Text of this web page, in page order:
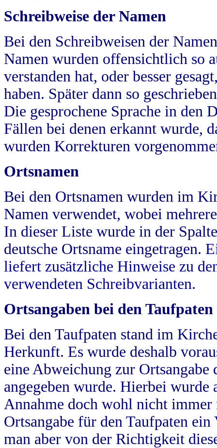
Schreibweise der Namen
Bei den Schreibweisen der
Namen wurden offensichtlich so
verstanden hat, oder besser
haben. Später dann so
Die gesprochene Sprache in
Fällen bei denen erkannt wurde,
wurden Korrekturen
Ortsnamen
Bei den Ortsnamen wurden im
Namen verwendet, wobei
In dieser Liste wurde in der
deutsche Ortsname eingetragen.
liefert zusätzliche Hinweise zu
verwendeten Schreibvarianten.
Ortsangaben bei den Taufpaten
Bei den Taufpaten stand im
Herkunft. Es wurde deshalb
eine Abweichung zur
angegeben wurde. Hierbei wurde
Annahme doch wohl nicht
Ortsangabe für den Taufpaten
man aber von der Richtigkeit